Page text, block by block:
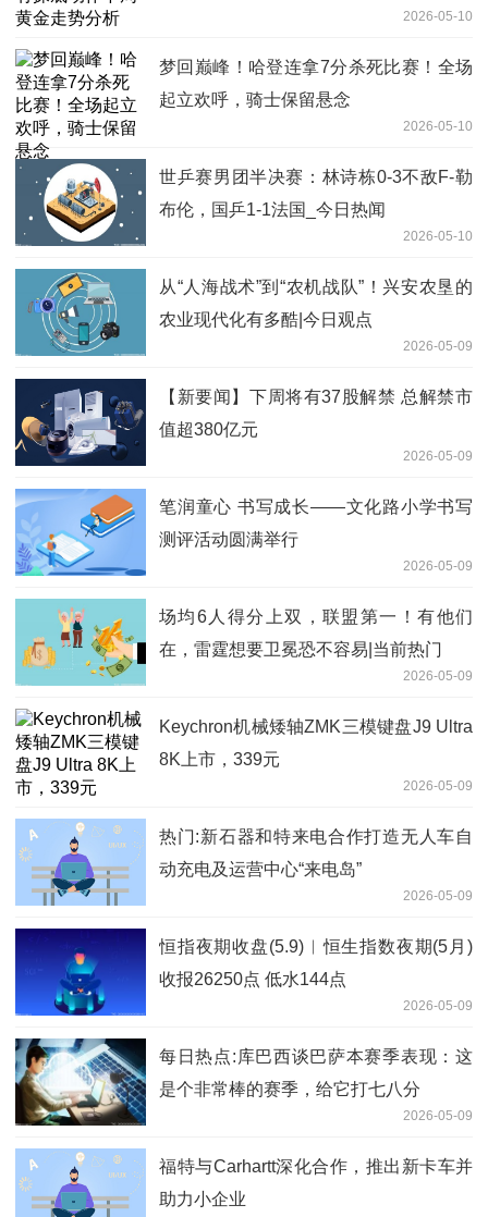
2026-05-10
梦回巅峰！哈登连拿7分杀死比赛！全场
起立欢呼，骑士保留悬念
2026-05-10
世乒赛男团半决赛：林诗栋0-3不敌F-勒
布伦，国乒1-1法国_今日热闻
2026-05-10
从“人海战术”到“农机战队”！兴安农垦的
农业现代化有多酷|今日观点
2026-05-09
【新要闻】下周将有37股解禁 总解禁市
值超380亿元
2026-05-09
笔润童心 书写成长——文化路小学书写
测评活动圆满举行
2026-05-09
场均6人得分上双，联盟第一！有他们
在，雷霆想要卫冕恐不容易|当前热门
2026-05-09
Keychron机械矮轴ZMK三模键盘J9 Ultra
8K上市，339元
2026-05-09
热门:新石器和特来电合作打造无人车自
动充电及运营中心“来电岛”
2026-05-09
恒指夜期收盘(5.9)︱恒生指数夜期(5月)
收报26250点 低水144点
2026-05-09
每日热点:库巴西谈巴萨本赛季表现：这
是个非常棒的赛季，给它打七八分
2026-05-09
福特与Carhartt深化合作，推出新卡车并
助力小企业